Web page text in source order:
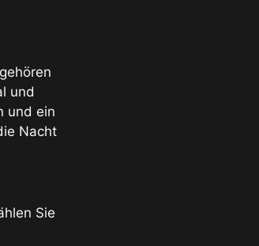
und
und ein
Nacht
Sie